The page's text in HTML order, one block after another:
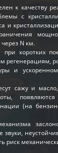
к качеству
с
и
N км.
при коротких
регенерациям,
и
сажу и масло,
(на
звуки,
риск